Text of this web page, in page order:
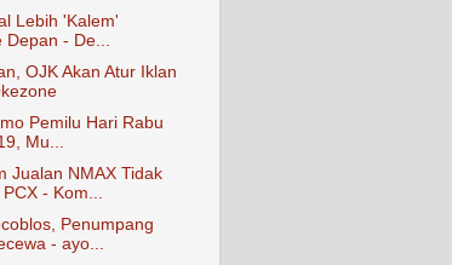
Lebih 'Kalem'
- De...
OJK Akan Atur Iklan
Pemilu Hari Rabu
Mu...
Jualan NMAX Tidak
- Kom...
Penumpang
- ayo...